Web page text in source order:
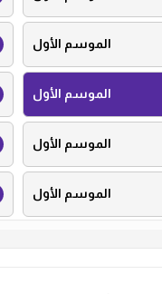
الموسم الأول
الموسم الأول
الموسم الأول
الموسم الأول